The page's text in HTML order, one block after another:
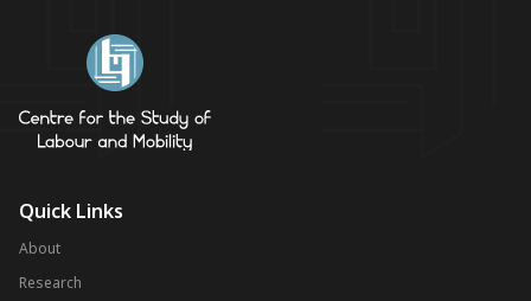
Quick Links
About
Research